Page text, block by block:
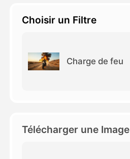
AI vidéo
Photos d'IA
Choisir un Filtre
Charge de feu
Télécharger une Image